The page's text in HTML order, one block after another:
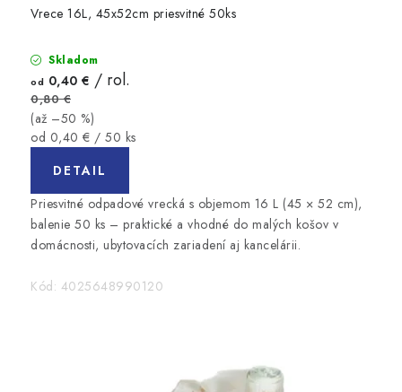
Vrece 16L, 45x52cm priesvitné 50ks
Skladom
od 0,40 € / rol.
0,80 €
(až –50 %)
Jednotková
od 0,40 € / 50 ks
DETAIL
Priesvitné odpadové vrecká s objemom 16 L (45 × 52 cm),
balenie 50 ks – praktické a vhodné do malých košov v
domácnosti, ubytovacích zariadení aj kancelárii.
Kód: 4025648990120